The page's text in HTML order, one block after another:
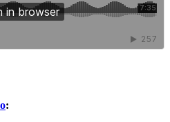
: